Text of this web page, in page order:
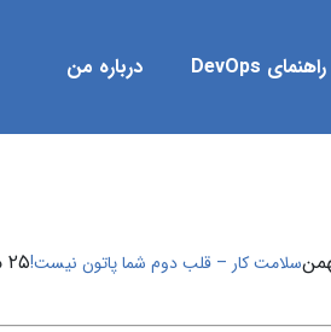
راهنمای DevOps درباره من
سلامت کار – قلب دوم شما پاتون نیست!۲۵ مهر